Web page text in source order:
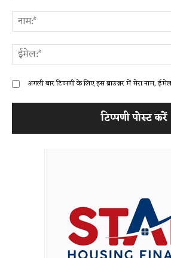
अगली बार टिप्पणी के लिए इस ब्राउज़र में मेरा नाम,